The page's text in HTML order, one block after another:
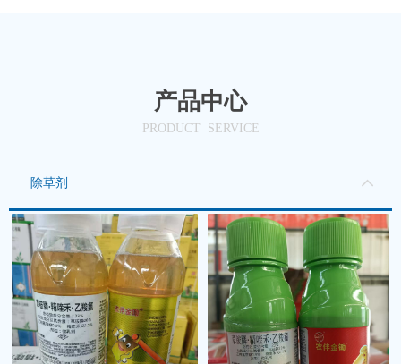
产品中心
PRODUCT SERVICE
除草剂